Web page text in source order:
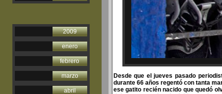
2009
enero
febrero
marzo
abril
Desde que el jueves pasado
durante 66 años regentó con tanta
ese gatito recién nacido que quedó